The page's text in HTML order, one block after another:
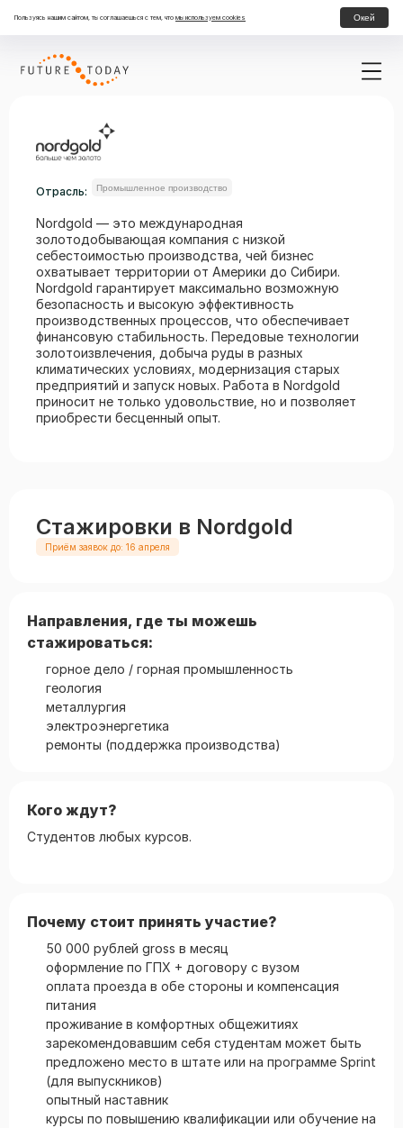
Пользуясь нашим сайтом, ты соглашаешься с тем, что мы используем cookies Окей
Отрасль: Промышленное производство
Nordgold — это международная
золотодобывающая компания с низкой
себестоимостью производства, чей бизнес
охватывает территории от Америки до Сибири.
Nordgold гарантирует максимально возможную
безопасность и высокую эффективность
производственных процессов, что обеспечивает
финансовую стабильность. Передовые технологии
золотоизвлечения, добыча руды в разных
климатических условиях, модернизация старых
предприятий и запуск новых. Работа в Nordgold
приносит не только удовольствие, но и позволяет
приобрести бесценный опыт.
Стажировки в Nordgold
Приём заявок до: 16 апреля
Направления, где ты можешь
стажироваться:
горное дело / горная промышленность
геология
металлургия
электроэнергетика
ремонты (поддержка производства)
Кого ждут?
Студентов любых курсов.
Почему стоит принять участие?
50 000 рублей gross в месяц
оформление по ГПХ + договору с вузом
оплата проезда в обе стороны и компенсация
питания
проживание в комфортных общежитиях
зарекомендовавшим себя студентам может быть
предложено место в штате или на программе Sprint
(для выпускников)
опытный наставник
курсы по повышению квалификации или обучение на